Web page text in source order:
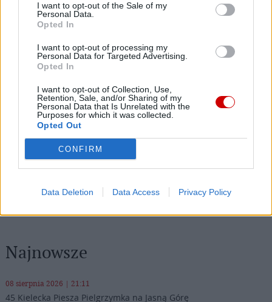
I want to opt-out of the Sale of my
Personal Data.
Opted In
I want to opt-out of processing my
Personal Data for Targeted Advertising.
Opted In
I want to opt-out of Collection, Use,
Retention, Sale, and/or Sharing of my
Personal Data that Is Unrelated with the
Purposes for which it was collected.
Opted Out
CONFIRM
Data Deletion Data Access Privacy Policy
Facebook
Link
Wersja do druku
Tagi: ABP JÓZEF KUPNY BP WIESŁAW LECHOWICZ
Najnowsze
08 sierpnia 2026 | 21:11
45 Kielecka Piesza Pielgrzymka na Jasną Górę